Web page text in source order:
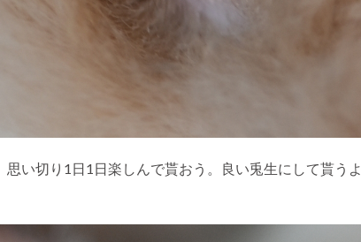
い切り1日1日楽しんで貰おう。良い兎生にして貰うよ